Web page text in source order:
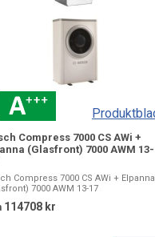
Compress 7000 CS AWi +
(Glasfront) 7000 AWM 13-
Compress 7000 CS AWi + Elpanna
7000 AWM 13-17
114708 kr